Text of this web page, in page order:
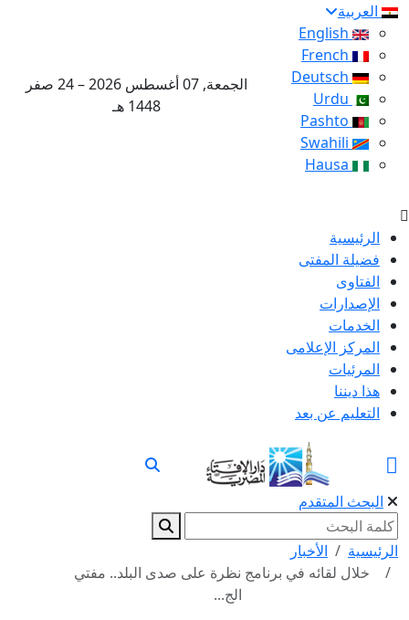
العربية
English
French
Deutsch
Pashto
Swahili
Hausa
الجمعة, 07 أغسطس 2026 – 24 صفر
1448 هـ
الرئيسية
فضيلة المفتى
الفتاوى
الإصدارات
الخدمات
المركز الإعلامى
المرئيات
هذا ديننا
التعليم عن بعد
البحث المتقدم
الرئيسية
الأخبار
خلال لقائه في برنامج نظرة على صدى البلد.. مفتي
الج...